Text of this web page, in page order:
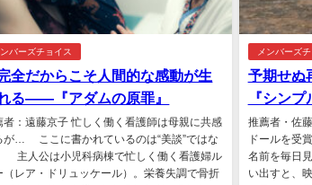
ンバーズチョイス
全だからこそ人間的な感動が生
る――『アダムの原罪』
者：遠藤京子 忙しく働く看護師は母親に共感
が… ここに書かれているのは“美談”ではな
主人公は小児科病棟で忙しく働く看護婦ル
（レア・ドリュッケール）。栄養失調で骨折
メンバーズ
予期せぬ
『シン
推薦者・佐
ドールを受
名前を毎日
い出すと、